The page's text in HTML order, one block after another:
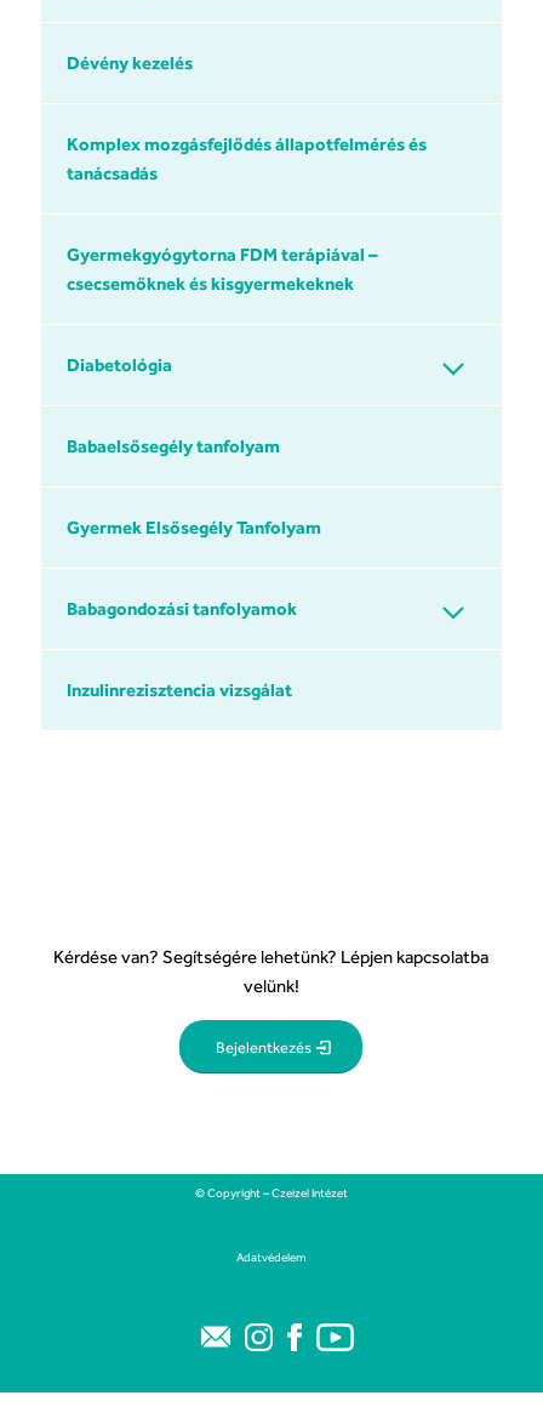
Dévény kezelés
Komplex mozgásfejlődés állapotfelmérés és
tanácsadás
Gyermekgyógytorna FDM terápiával –
csecsemőknek és kisgyermekeknek
Diabetológia
Babaelsősegély tanfolyam
Gyermek Elsősegély Tanfolyam
Babagondozási tanfolyamok
Inzulinrezisztencia vizsgálat
Kérdése van? Segítségére lehetünk? Lépjen kapcsolatba
velünk!
Bejelentkezés
© Copyright – Czeizel Intézet
Adatvédelem